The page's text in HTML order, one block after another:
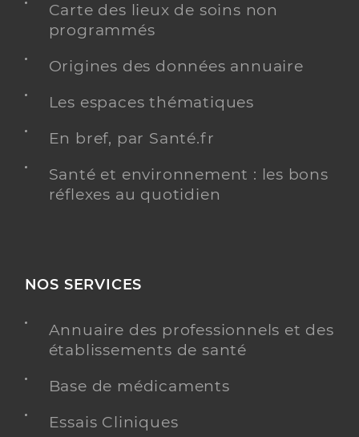
Carte des lieux de soins non
programmés
Origines des données annuaire
Les espaces thématiques
En bref, par Santé.fr
Santé et environnement : les bons
réflexes au quotidien
NOS SERVICES
Annuaire des professionnels et des
établissements de santé
Base de médicaments
Essais Cliniques